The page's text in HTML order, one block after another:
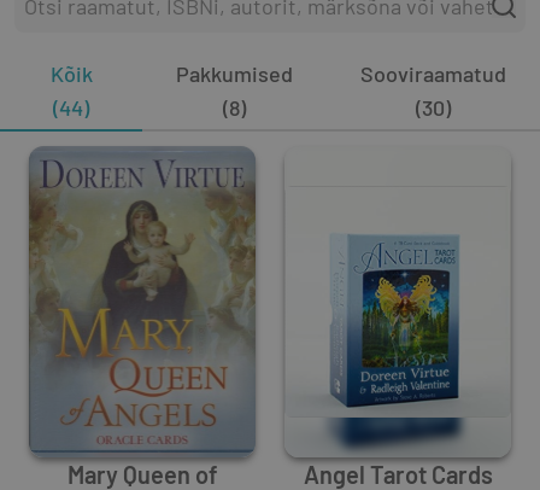
Kõik
(44)
Pakkumised
(8)
Sooviraamatud
(30)
Mary Queen of
Angel Tarot Cards